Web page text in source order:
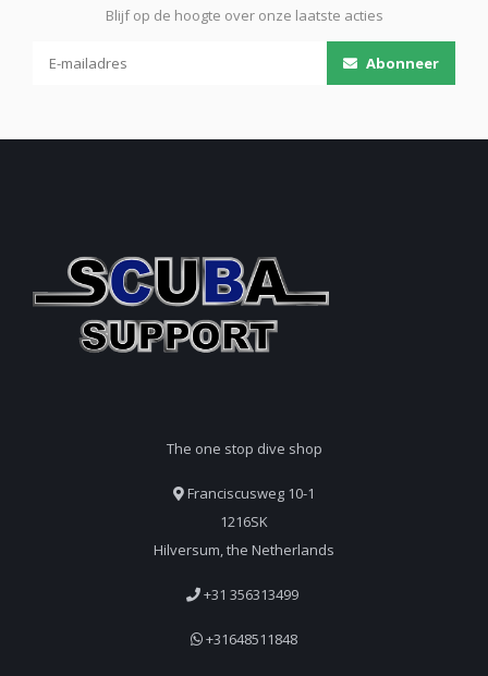
Blijf op de hoogte over onze laatste acties
Abonneer
The one stop dive shop
Franciscusweg 10-1
1216SK
Hilversum, the Netherlands
+31 356313499
+31648511848